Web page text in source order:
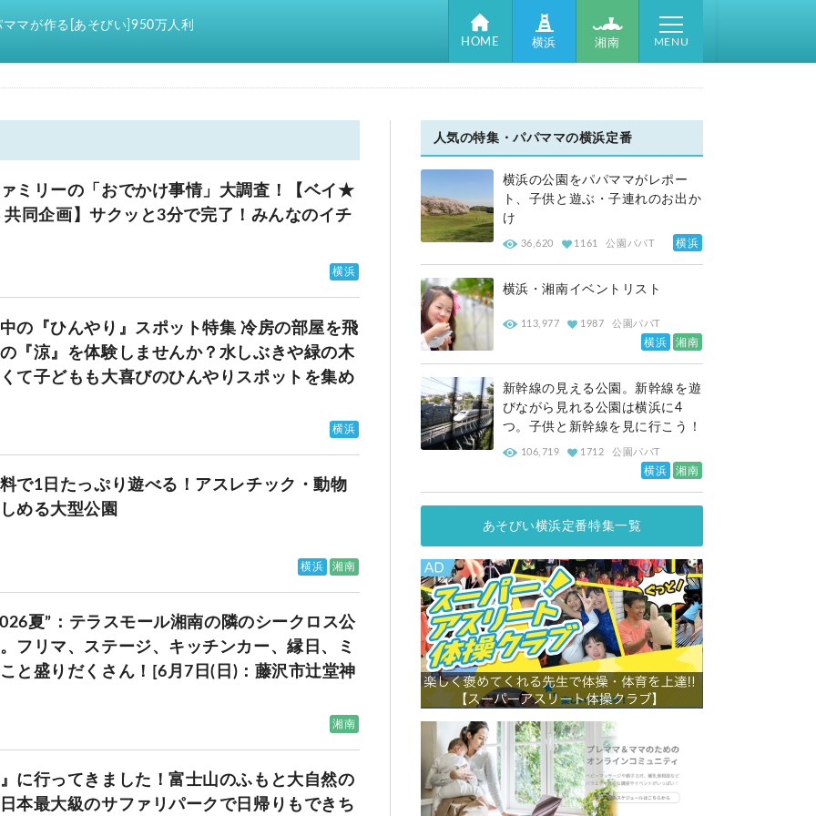
マが作る[あそびい]950万人利
HOME 横浜 湘南 MENU
ミリーの「おでかけ事情」大調査！【ベイ★
同企画】サクッと3分で完了！みんなのイチ
横浜
んやり』スポット特集 冷房の部屋を飛
『涼』を体験しませんか？水しぶきや緑の木
て子どもも大喜びのひんやりスポットを集め
横浜
で1日たっぷり遊べる！アスレチック・動物
める大型公園
横浜 湘南
夏”：テラスモール湘南の隣のシークロス公
フリマ、ステージ、キッチンカー、縁日、ミ
と盛りだくさん！[6月7日(日)：藤沢市辻堂神
湘南
に行ってきました！富士山のふもと大自然の
本最大級のサファリパークで日帰りもできち
人気の特集・パパママの横浜定番
横浜の公園をパパママがレポー
ト、子供と遊ぶ・子連れのお出か
け
36,620 1161 公園パパT 横浜
横浜・湘南イベントリスト
113,977 1987 公園パパT
横浜 湘南
新幹線の見える公園。新幹線を遊
びながら見れる公園は横浜に4
つ。子供と新幹線を見に行こう！
106,719 1712 公園パパT
横浜 湘南
あそびい横浜定番特集一覧